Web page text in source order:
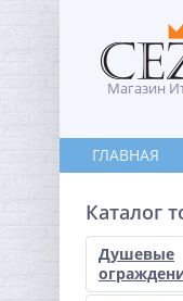
Магазин
ГЛАВНАЯ
Каталог
Душевые